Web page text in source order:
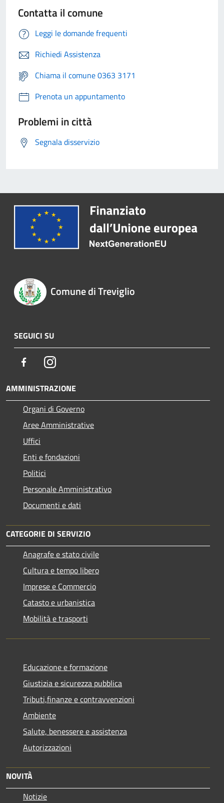
Contatta il comune
Leggi le domande frequenti
Richiedi Assistenza
Chiama il comune 0363 3171
Prenota un appuntamento
Problemi in città
Segnala disservizio
Comune di Treviglio
SEGUICI SU
FacebookInstagram
AMMINISTRAZIONE
Organi di Governo
Aree Amministrative
Uffici
Enti e fondazioni
Politici
Personale Amministrativo
Documenti e dati
CATEGORIE DI SERVIZIO
Anagrafe e stato civile
Cultura e tempo libero
Imprese e Commercio
Catasto e urbanistica
Mobilità e trasporti
Educazione e formazione
Giustizia e sicurezza pubblica
Tributi,finanze e contravvenzioni
Ambiente
Salute, benessere e assistenza
Autorizzazioni
NOVITÀ
Notizie